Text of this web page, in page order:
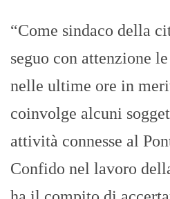
“Come sindaco della
seguo con attenzione
nelle ultime ore in
coinvolge alcuni
attività connesse al
Confido nel lavoro